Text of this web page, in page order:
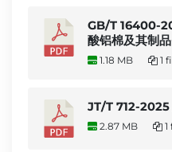
GB/T 16400-
酸铝棉及其制
1.18 MB 1
JT/T 712-2025
2.87 MB 1